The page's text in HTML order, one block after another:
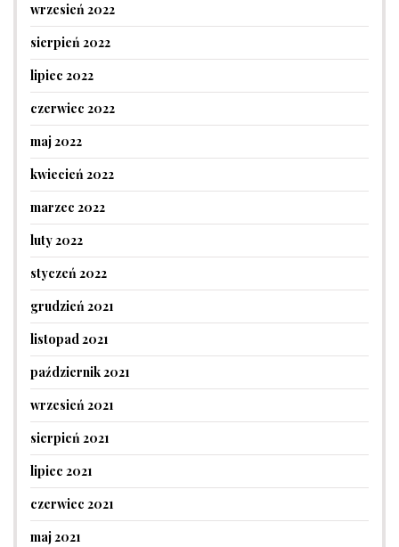
wrzesień 2022
sierpień 2022
lipiec 2022
czerwiec 2022
maj 2022
kwiecień 2022
marzec 2022
luty 2022
styczeń 2022
grudzień 2021
listopad 2021
październik 2021
wrzesień 2021
sierpień 2021
lipiec 2021
czerwiec 2021
maj 2021